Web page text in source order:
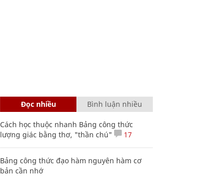
Đọc nhiều Bình luận nhiều
Cách học thuộc nhanh Bảng công thức
lượng giác bằng thơ, "thần chú"
17
Bảng công thức đạo hàm nguyên hàm cơ
bản cần nhớ